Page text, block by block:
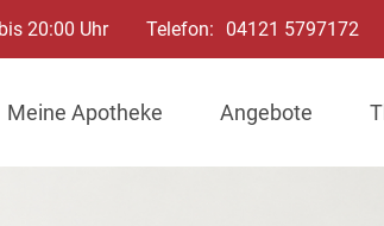
20:00 Uhr Telefon: 04121 5797172
Meine Apotheke Angebote